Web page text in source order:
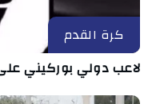
كرة القدم
لاعب دولي بوركيني